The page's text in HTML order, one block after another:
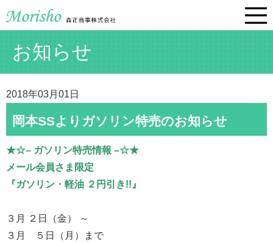
お知らせ
2018年03月01日
岡本SSよりガソリン特売のお知らせ
★☆– ガソリン特売情報 –☆★
メール会員さま限定
『ガソリン・軽油 ２円引き!!』
３月 ２日（金） ～
３月 ５日（月）まで